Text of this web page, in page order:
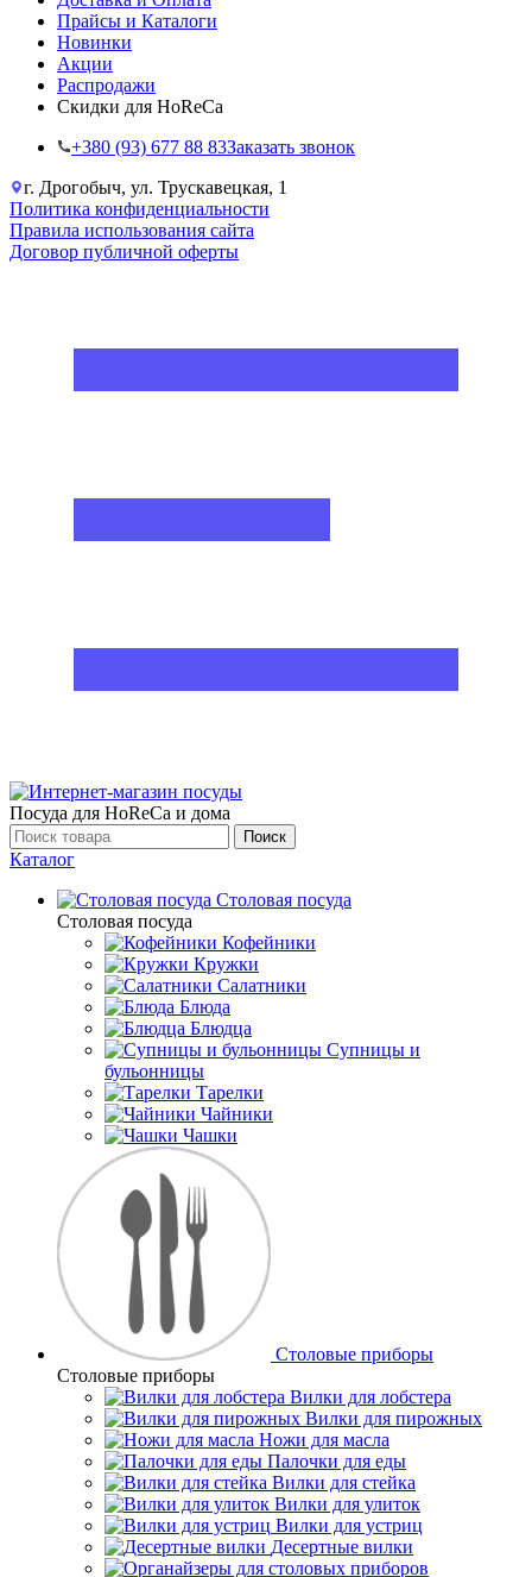
Прайсы и Каталоги
Новинки
Акции
Распродажи
Скидки для HoReCa
+38‎0 (93) 677 88 83Заказать звонок
г. Дрогобыч, ул. Трускавецкая, 1
Политика конфиденциальности
Правила использования сайта
Договор публичной оферты
Посуда для HoReCa и дома
Поиск
Каталог
Столовая посуда
Столовая посуда
Кофейники
Кружки
Салатники
Блюда
Блюдца
Супницы и
бульонницы
Тарелки
Чайники
Чашки
Cтоловые приборы
Cтоловые приборы
Вилки для лобстера
Вилки для пирожных
Ножи для масла
Палочки для еды
Вилки для стейка
Вилки для улиток
Вилки для устриц
Десертные вилки